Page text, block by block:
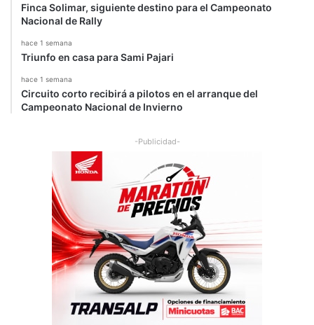
Finca Solimar, siguiente destino para el Campeonato
Nacional de Rally
hace 1 semana
Triunfo en casa para Sami Pajari
hace 1 semana
Circuito corto recibirá a pilotos en el arranque del
Campeonato Nacional de Invierno
-Publicidad-